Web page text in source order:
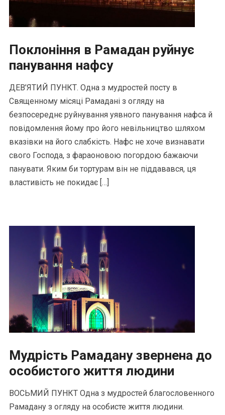
Поклоніння в Рамадан руйнує
панування нафсу
ДЕВ’ЯТИЙ ПУНКТ. Одна з мудростей посту в
Священному місяці Рамадані з огляду на
безпосереднє руйнування уявного панування нафса й
повідомлення йому про його невільництво шляхом
вказівки на його слабкість. Нафс не хоче визнавати
свого Господа, з фараоновою погордою бажаючи
панувати. Яким би тортурам він не піддавався, ця
властивість не покидає […]
Мудрість Рамадану звернена до
особистого життя людини
ВОСЬМИЙ ПУНКТ Одна з мудростей благословенного
Рамадану з огляду на особисте життя людини.